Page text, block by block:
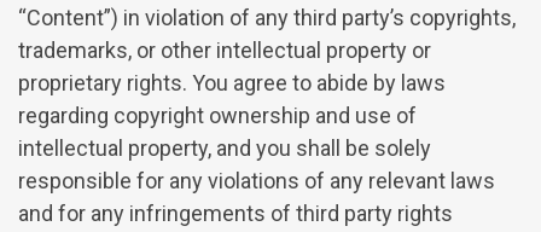
“Content”) in violation of any third party’s copyrights,
trademarks, or other intellectual property or
proprietary rights. You agree to abide by laws
regarding copyright ownership and use of
intellectual property, and you shall be solely
responsible for any violations of any relevant laws
and for any infringements of third party rights